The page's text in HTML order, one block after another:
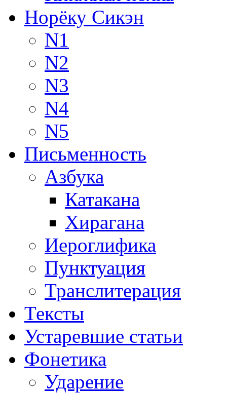
Норёку Сикэн
N1
N2
N3
N4
N5
Письменность
Азбука
Катакана
Хирагана
Иероглифика
Пунктуация
Транслитерация
Тексты
Устаревшие статьи
Фонетика
Ударение